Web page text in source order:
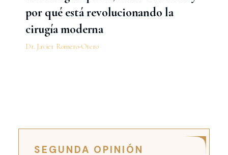
por qué está revolucionando la
cirugía moderna
Dr. Javier Romero-Otero
SEGUNDA OPINIÓN